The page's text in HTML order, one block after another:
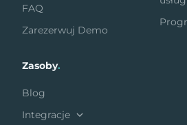
FAQ
Zarezerwuj Demo
Zasoby.
Blog
Integracje